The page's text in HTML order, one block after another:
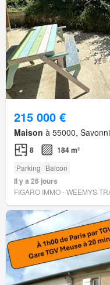
215 000 €
Maison à 55000,
8 184 m²
Parking Balcon
Il y a 26 jours
FIGARO IMMO - WEEMYS